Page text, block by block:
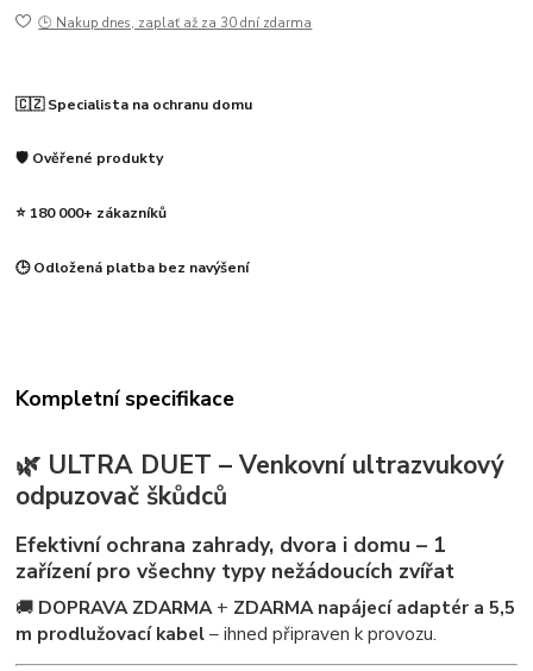
🕒 Nakup dnes, zaplať až za 30 dní zdarma
🇨🇿 Specialista na ochranu domu
🛡️ Ověřené produkty
⭐ 180 000+ zákazníků
🕒 Odložená platba bez navýšení
Kompletní specifikace
🌿 ULTRA DUET – Venkovní ultrazvukový
odpuzovač škůdců
Efektivní ochrana zahrady, dvora i domu – 1
zařízení pro všechny typy nežádoucích zvířat
🚚 DOPRAVA ZDARMA+ ZDARMA napájecí adaptér a 5,5
m prodlužovací kabel– ihned připraven k provozu.